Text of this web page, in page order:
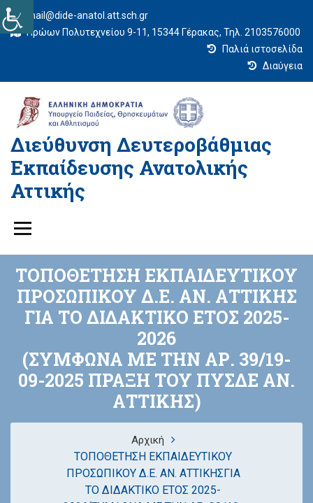
mail@dide-anatol.att.sch.gr
Ηρώων Πολυτεχνείου 9-11, 15344 Γέρακας, Τηλ. 2103576000
Παλιά ιστοσελίδα
Διαύγεια
Διεύθυνση Δευτεροβάθμιας
Εκπαίδευσης Ανατολικής
Αττικής
ΤΟΠΟΘΕΤΗΣΗ ΕΚΠΑΙΔΕΥΤΙΚΟΥ
ΠΡΟΣΩΠΙΚΟΥ Δ.Ε. ΑΝ. ΑΤΤΙΚΗΣ
ΓΙΑ ΤΟ ΔΙΔΑΚΤΙΚΟ ΕΤΟΣ 2025-
2026
(ΣΥΜΦΩΝΑ ΜΕ ΤΗΝ ΑΡ. 39/19-
09-2025 ΠΡΑΞΗ ΤΟΥ ΠΥΣΔΕ ΑΝ.
ΑΤΤΙΚΗΣ)
Αρχική
ΤΟΠΟΘΕΤΗΣΗ ΕΚΠΑΙΔΕΥΤΙΚΟΥ
ΠΡΟΣΩΠΙΚΟΥ Δ.Ε. ΑΝ. ΑΤΤΙΚΗΣΓΙΑ
ΤΟ ΔΙΔΑΚΤΙΚΟ ΕΤΟΣ 2025-